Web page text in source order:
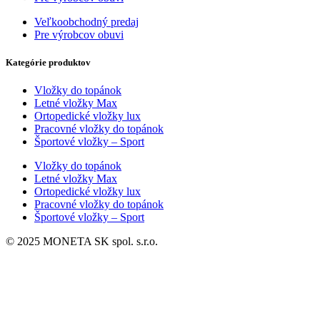
Veľkoobchodný predaj
Pre výrobcov obuvi
Kategórie produktov
Vložky do topánok
Letné vložky Max
Ortopedické vložky lux
Pracovné vložky do topánok
Športové vložky – Sport
Vložky do topánok
Letné vložky Max
Ortopedické vložky lux
Pracovné vložky do topánok
Športové vložky – Sport
© 2025 MONETA SK spol. s.r.o.